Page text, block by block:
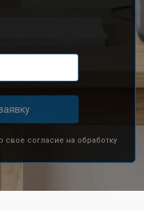
свое согласие на обработку